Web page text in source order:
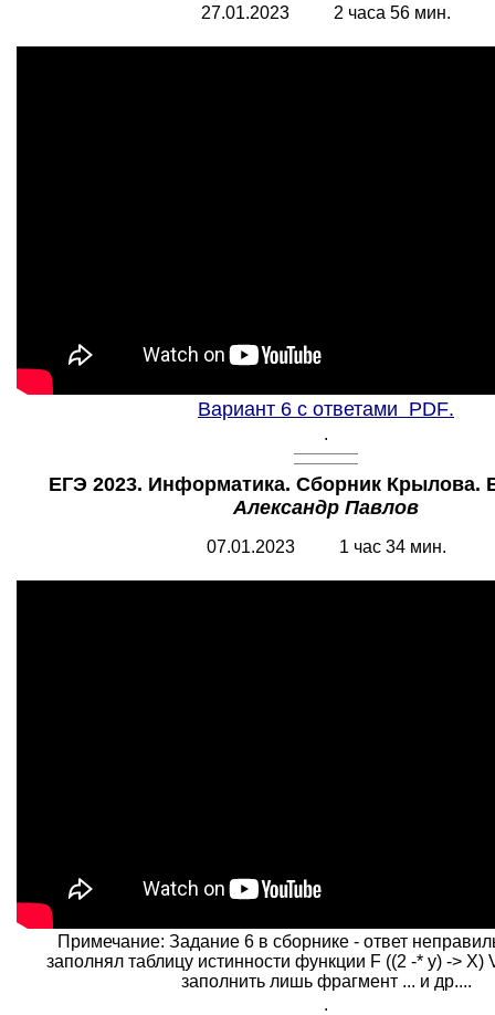
27.01.2023 2 часа 56 мин.
Вариант 6 с ответами PDF.
.
ЕГЭ 2023. Информатика. Сборник Крылова.
Александр Павлов
07.01.2023 1 час 34 мин.
Примечание: Задание 6 в сборнике - ответ
заполнял таблицу истинности функции F ((2 -* у) -> X)
заполнить лишь фрагмент ... и др....
.